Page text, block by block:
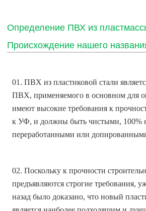
Определение ПВХ из
Происхождение нашего
01. ПВХ из пластиковой стали
ПВХ, применяемого в основном для
имеют высокие требования к
к УФ, и должны быть чистыми, 100%
переработанными или
02. Поскольку к прочности
предъявляются строгие требования,
назад было доказано, что новый